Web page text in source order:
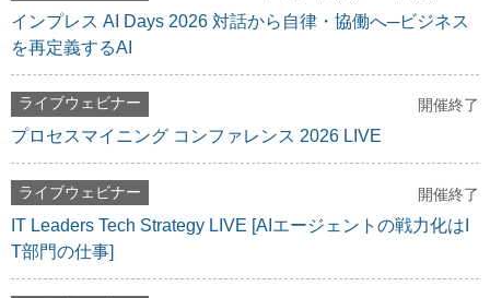
インプレス AI Days 2026 対話から自律・協働へ─ビジネス
を再定義するAI
ライブウェビナー 開催終了
プロセスマイニング コンファレンス 2026 LIVE
ライブウェビナー 開催終了
IT Leaders Tech Strategy LIVE [AIエージェントの戦力化はI
T部門の仕事]